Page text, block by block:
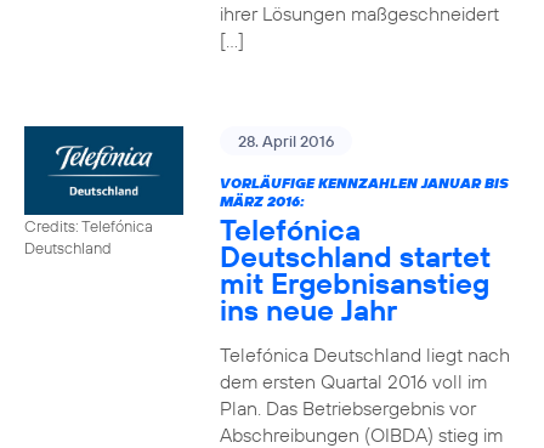
ihrer Lösungen maßgeschneidert
[…]
Credits: Telefónica
Deutschland
28. April 2016
VORLÄUFIGE KENNZAHLEN JANUAR BIS
MÄRZ 2016:
Telefónica
Deutschland startet
mit Ergebnisanstieg
ins neue Jahr
Telefónica Deutschland liegt nach
dem ersten Quartal 2016 voll im
Plan. Das Betriebsergebnis vor
Abschreibungen (OIBDA) stieg im